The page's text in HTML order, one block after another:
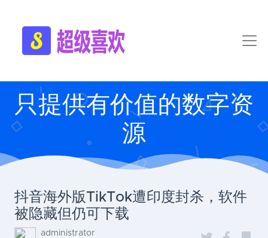
只提供有价值的数字资
源
抖音海外版TikTok遭印度封杀，软件
被隐藏但仍可下载
administrator